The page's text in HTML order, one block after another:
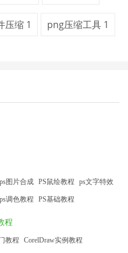
压缩 1 png压缩工具 1
ps图片合成 PS鼠绘教程 ps文字特效
ps调色教程 PS基础教程
程
教程 CorelDraw实例教程